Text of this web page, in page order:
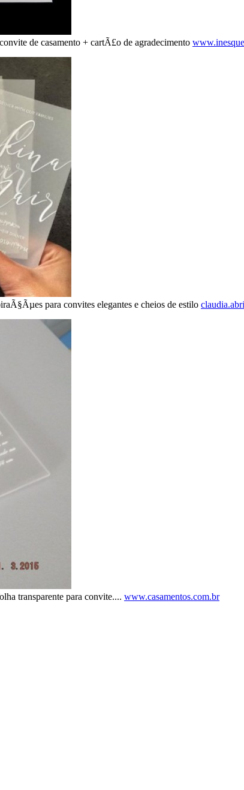
de casamento + cartÃ£o de agradecimento
para convites elegantes e cheios de estilo
transparente para convite.... www.casamentos.com.br